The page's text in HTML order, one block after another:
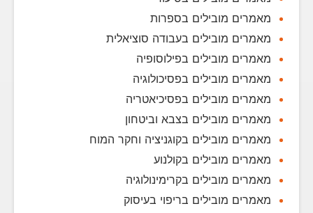
מאמרים מובילים בספרות
מאמרים מובילים בעבודה סוציאלית
מאמרים מובילים בפילוסופיה
מאמרים מובילים בפסיכולוגיה
מאמרים מובילים בפסיכיאטריה
מאמרים מובילים בצבא וביטחון
מאמרים מובילים בקוגניציה וחקר המוח
מאמרים מובילים בקולנוע
מאמרים מובילים בקרימינולוגיה
מאמרים מובילים בריפוי בעיסוק